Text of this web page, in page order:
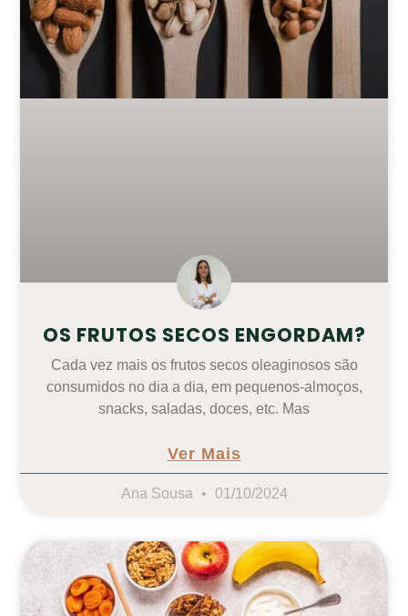
OS FRUTOS SECOS ENGORDAM?
Cada vez mais os frutos secos oleaginosos são
consumidos no dia a dia, em pequenos-almoços,
snacks, saladas, doces, etc. Mas
Ver Mais
Ana Sousa 01/10/2024